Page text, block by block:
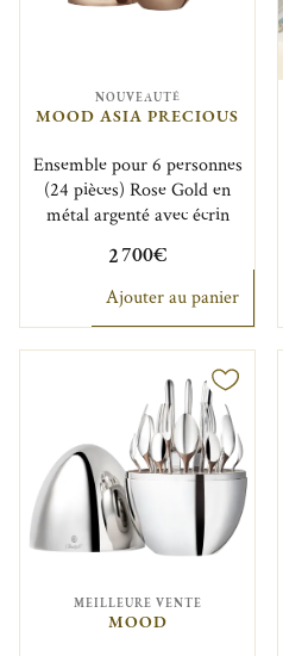
NOUVEAUTÉ
MOOD ASIA PRECIOUS
Ensemble pour 6 personnes
(24 pièces) Rose Gold en
métal argenté avec écrin
2 700€
Ajouter au panier
MEILLEURE VENTE
MOOD